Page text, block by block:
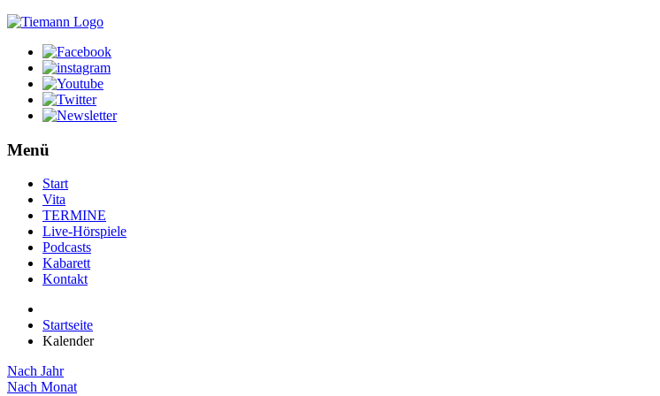
Menü
Start
Vita
TERMINE
Live-Hörspiele
Podcasts
Kabarett
Kontakt
Startseite
Kalender
Nach Jahr
Nach Monat